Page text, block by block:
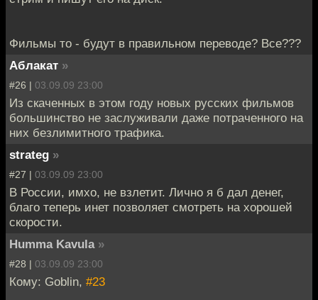
Фильмы то - будут в правильном переводе? Все???
Аблакат »
#26 | 03.09.09 23:00
Из скаченных в этом году новых русских фильмов
большинство не заслуживали даже потраченного на
них безлимитного трафика.
strateg »
#27 | 03.09.09 23:00
В России, имхо, не взлетит. Лично я б дал денег,
благо теперь инет позволяет смотреть на хорошей
скорости.
Humma Kavula »
#28 | 03.09.09 23:00
Кому: Goblin, #23